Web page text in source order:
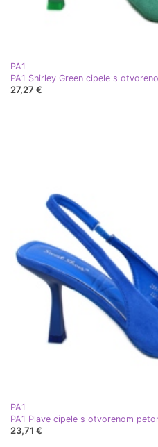
PA1
PA1 Shirley Green cipele s
27,27 €
PA1
PA1 Plave cipele s otvorenom
23,71 €